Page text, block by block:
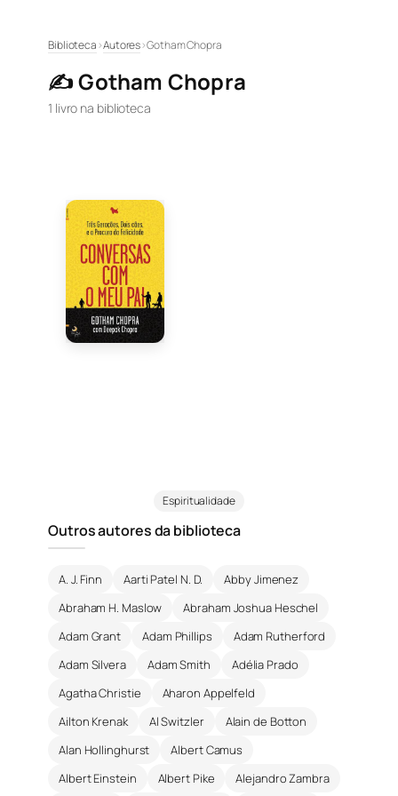
conteúdo
Biblioteca›Autores›Gotham Chopra
✍️ Gotham Chopra
1 livro na biblioteca
Espiritualidade
Outros autores da biblioteca
A. J. Finn Aarti Patel N. D.
Abby Jimenez
Abraham H. Maslow
Abraham Joshua Heschel
Adam Grant
Adam Phillips
Adam Rutherford
Adam Silvera
Adam Smith
Adélia Prado
Agatha Christie
Aharon Appelfeld
Ailton Krenak
Al Switzler
Alain de Botton
Alan Hollinghurst
Albert Camus
Albert Einstein
Albert Pike Alejandro Zambra